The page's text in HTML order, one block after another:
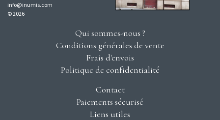
info@inumis.com
© 2026
Qui sommes-nous ?
Conditions générales de vente
Frais d'envois
Politique de confidentialité
Contact
Paiements sécurisé
Liens utiles